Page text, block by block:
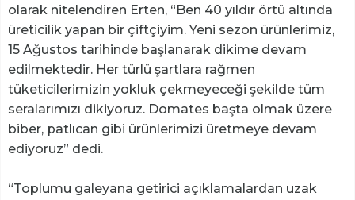
olarak nitelendiren Erten, “Ben 40 yıldır örtü altında
üreticilik yapan bir çiftçiyim. Yeni sezon ürünlerimiz,
15 Ağustos tarihinde başlanarak dikime devam
edilmektedir. Her türlü şartlara rağmen
tüketicilerimizin yokluk çekmeyeceği şekilde tüm
seralarımızı dikiyoruz. Domates başta olmak üzere
biber, patlıcan gibi ürünlerimizi üretmeye devam
ediyoruz” dedi.
“Toplumu galeyana getirici açıklamalardan uzak